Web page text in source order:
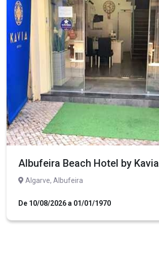
Albufeira Beach Hotel by Kavia
Algarve, Albufeira
De 10/08/2026 a 01/01/1970